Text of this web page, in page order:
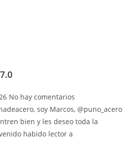
No hay comentarios
soy Marcos, @puno_acero
bien y les deseo toda la
habido lector a